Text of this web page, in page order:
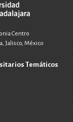
Centro
Jalisco, México
Temáticos